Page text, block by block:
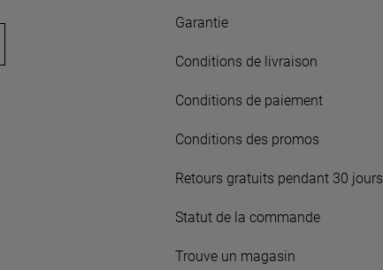
Garantie
Conditions de livraison
Conditions de paiement
Conditions des promos
Retours gratuits pendant 30 jours
Statut de la commande
Trouve un magasin